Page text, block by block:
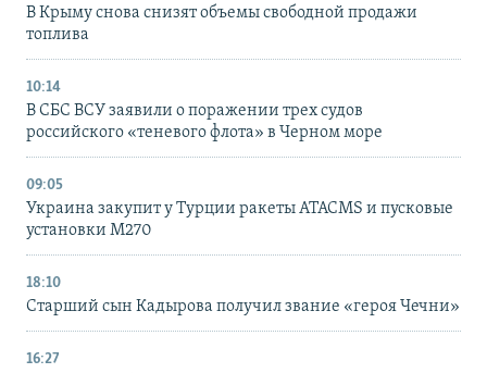
В Крыму снова снизят объемы свободной продажи
топлива
10:14
В СБС ВСУ заявили о поражении трех судов
российского «теневого флота» в Черном море
09:05
Украина закупит у Турции ракеты ATACMS и пусковые
установки M270
18:10
Старший сын Кадырова получил звание «героя Чечни»
16:27